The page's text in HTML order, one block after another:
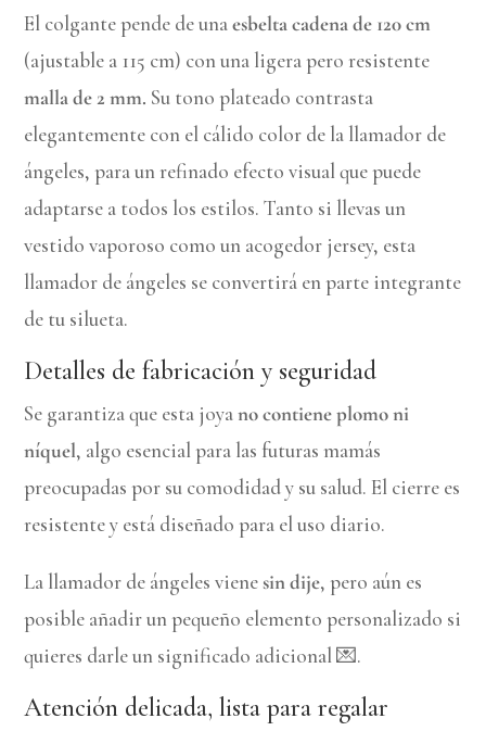
El colgante pende de unaesbelta cadena de 120 cm
(ajustable a 115 cm) con una ligera pero resistente
malla de 2 mm. Su tono plateado contrasta
elegantemente con el cálido color de la llamador de
ángeles, para un refinado efecto visual que puede
adaptarse a todos los estilos. Tanto si llevas un
vestido vaporoso como un acogedor jersey, esta
llamador de ángeles se convertirá en parte integrante
de tu silueta.
Detalles de fabricación y seguridad
Se garantiza que esta joyano contiene plomo ni
níquel, algo esencial para las futuras mamás
preocupadas por su comodidad y su salud. El cierre es
resistente y está diseñado para el uso diario.
La llamador de ángeles vienesin dije, pero aún es
posible añadir un pequeño elemento personalizado si
quieres darle un significado adicional 💌.
Atención delicada, lista para regalar